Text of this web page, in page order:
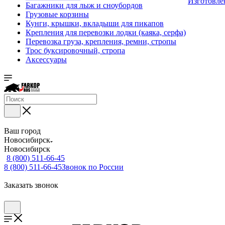
Багажники для лыж и сноубордов
Грузовые корзины
Кунги, крышки, вкладыши для пикапов
Крепления для перевозки лодки (каяка, серфа)
Перевозка груза, крепления, ремни, стропы
Трос буксировочный, стропа
Аксессуары
Ваш город
Новосибирск
Новосибирск
8 (800) 511-66-45
8 (800) 511-66-45Звонок по России
Заказать звонок